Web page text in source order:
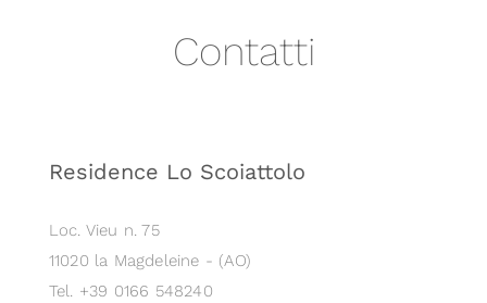
Contatti
Residence Lo Scoiattolo
Loc. Vieu n. 75
11020 la Magdeleine - (AO)
Tel. +39 0166 548240